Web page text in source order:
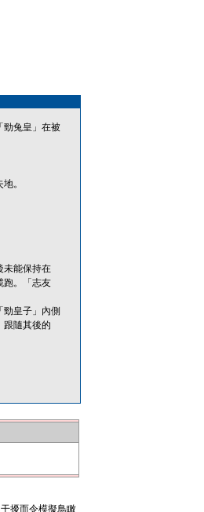
勁兔皇」在被
。
未能保持在
跑。「志友
皇子」內側
跟隨其後的
擾而令模擬鳥瞰